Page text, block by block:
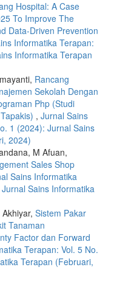
Hospital: A Case
To Improve The
Data-Driven Prevention
Informatika Terapan:
Informatika Terapan
Rancang
Sekolah Dengan
Php (Studi
, Jurnal Sains
1 (2024): Jurnal Sains
2024)
M Afuan,
Sales Shop
Sains Informatika
Sains Informatika
Sistem Pakar
Tanaman
Factor dan Forward
Terapan: Vol. 5 No.
Terapan (Februari,